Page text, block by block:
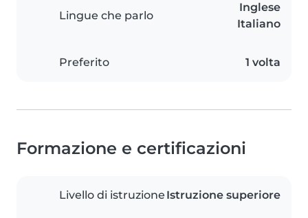
Lingue che parlo
Inglese
Italiano
Preferito 1 volta
Formazione e certificazioni
Livello di istruzione Istruzione superiore